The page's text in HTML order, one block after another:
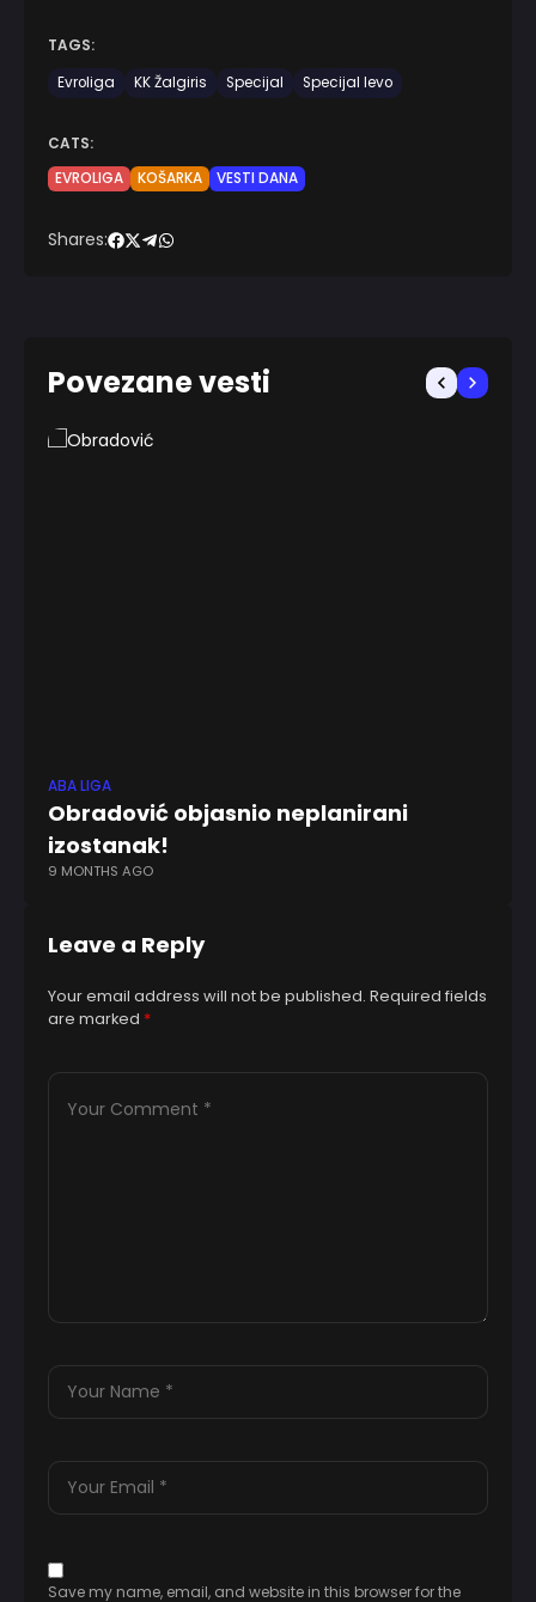
TAGS:
Evroliga
KK Žalgiris Specijal Specijal levo
CATS:
EVROLIGA
KOŠARKA VESTI DANA
Shares:
Povezane vesti
ABA LIGA
Obradović objasnio neplanirani
izostanak!
9 MONTHS AGO
Leave a Reply
Your email address will not be published. Required fields
are marked *
Save my name, email, and website in this browser for the